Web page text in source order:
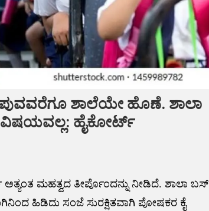
ಶಾಲೆಯೇ ಹೊಣೆ. ಶಾಲಾ
ವಿಷಯವಲ್ಲ: ಹೈಕೋರ್ಟ್
ಮಹತ್ವದ ತೀರ್ಪೊಂದನ್ನು ನೀಡಿದೆ. ಶಾಲಾ ಬಸ್
ಹಿಡಿದು ಸಂಜೆ ಸುರಕ್ಷಿತವಾಗಿ ಪೋಷಕರ ಕೈ